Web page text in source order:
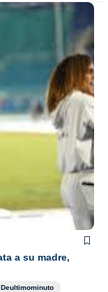
a su madre,
Deultimominuto